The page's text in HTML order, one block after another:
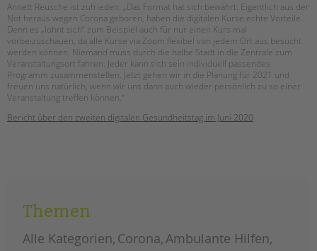
Annett Reusche ist zufrieden: „Das Format hat sich bewährt. Eigentlich aus der
Not heraus wegen Corona geboren, haben die digitalen Kurse echte Vorteile.
Denn es „lohnt sich“ zum Beispiel auch für nur einen Kurs mal
vorbeizuschauen, da alle Kurse via Zoom flexibel von jedem Ort aus besucht
werden können. Niemand muss durch die halbe Stadt in die Zentrale zum
Veranstaltungsort fahren. Jeder kann sich sein individuell passendes
Programm zusammenstellen. Jetzt gehen wir in die Planung für 2021 und
freuen uns natürlich, wenn wir uns dann auch wieder persönlich zu so einer
Veranstaltung treffen können.“
Bericht über den zweiten digitalen Gesundheitstag im Juni 2020
Themen
Alle Kategorien Corona Ambulante Hilfen